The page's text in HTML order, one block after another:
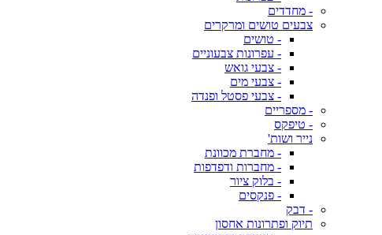
- מחדדים
צבעים טושים ומרקרים
- טושים
- עפרונות צבעוניים
- צבעי גואש
- צבעי מים
- צבעי פסטל ופנדה
- מספריים
- טיפקס
נייר ושות'
- מחברת מכוונת
- מחברות ודפדפות
- בלוק ציור
- פנקסים
- דבק
תיוק ופתרונות אחסון